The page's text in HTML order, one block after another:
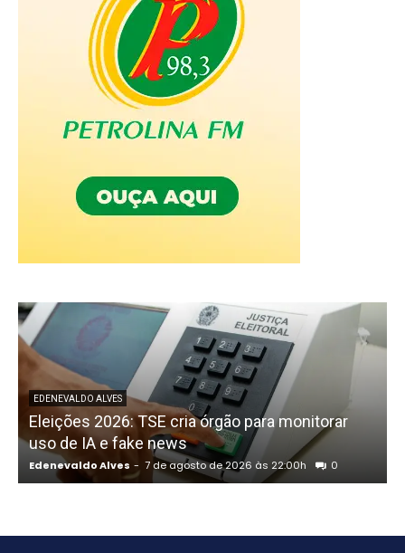
EDENEVALDO ALVES
Eleições 2026: TSE cria órgão para monitorar
uso de IA e fake news
Edenevaldo Alves - 7 de agosto de 2026 às 22:00h 0